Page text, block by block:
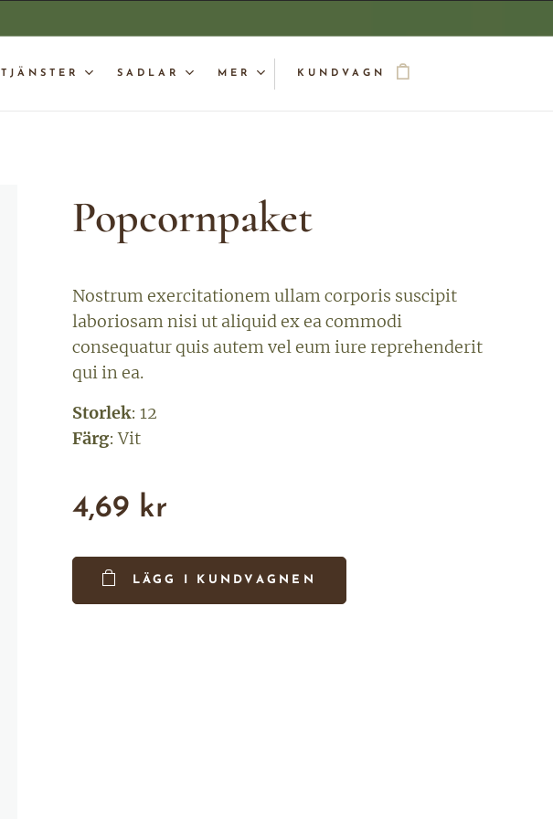
TJÄNSTER SADLAR MER KUNDVAGN
Popcornpaket
Nostrum exercitationem ullam corporis suscipit
laboriosam nisi ut aliquid ex ea commodi
consequatur quis autem vel eum iure reprehenderit
qui in ea.
Storlek: 12
Färg: Vit
4,69 kr
LÄGG I KUNDVAGNEN